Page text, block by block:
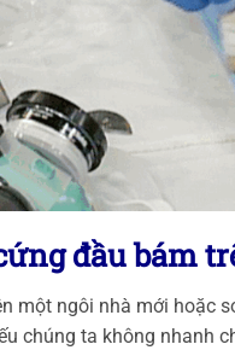
đầu bám
một ngôi nhà mới hoặc
chúng ta không nhanh